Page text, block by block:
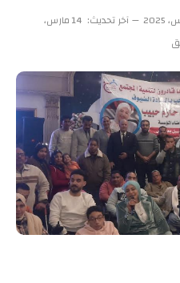
آخر تحديث:
14 مارس،